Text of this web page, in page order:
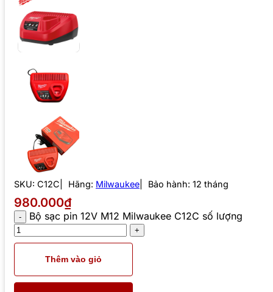
SKU: C12C Hãng: Milwaukee Bảo hành: 12 tháng
980.000₫
Bộ sạc pin 12V M12 Milwaukee C12C số lượng
Thêm vào giỏ